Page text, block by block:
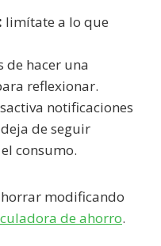
limítate a lo que
de hacer una
reflexionar.
notificaciones
de seguir
consumo.
modificando
de ahorro.